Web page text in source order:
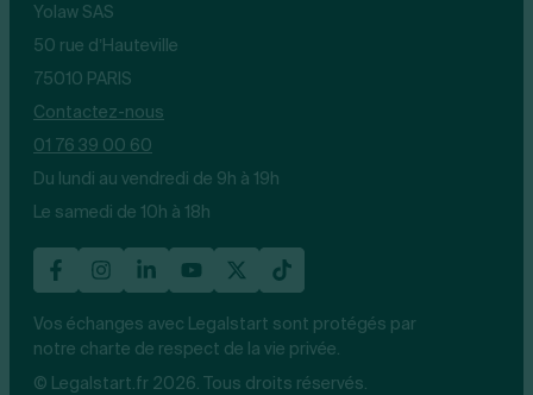
Yolaw SAS
50 rue d’Hauteville
75010 PARIS
Contactez-nous
01 76 39 00 60
Du lundi au vendredi de 9h à 19h
Le samedi de 10h à 18h
Vos échanges avec Legalstart sont protégés par
notre charte de respect de la vie privée.
© Legalstart.fr 2026. Tous droits réservés.